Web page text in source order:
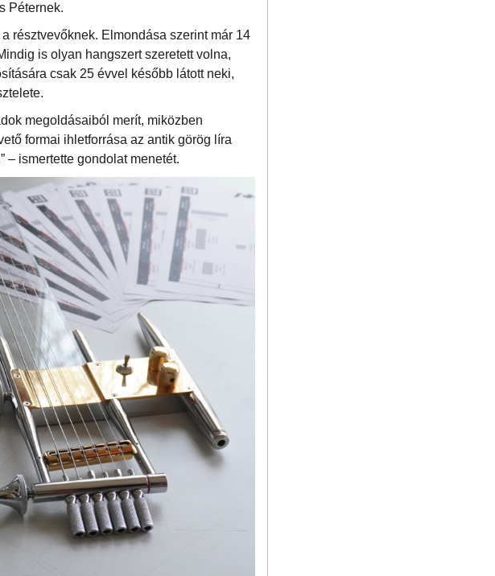
Péternek.
résztvevőknek. Elmondása szerint már 14
is olyan hangszert szeretett volna,
csak 25 évvel később látott neki,
megoldásaiból merít, miközben
formai ihletforrása az antik görög líra
– ismertette gondolat menetét.